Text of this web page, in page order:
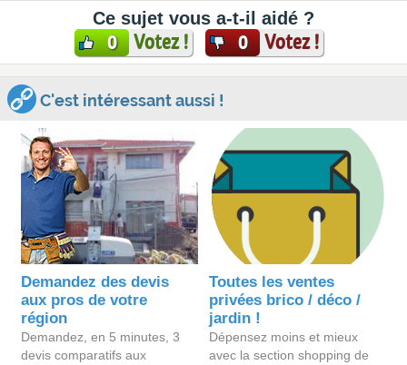
Ce sujet vous a-t-il aidé ?
0 Votez ! 0 Votez !
C'est intéressant aussi !
Demandez des devis
aux pros de votre
région
Demandez, en 5 minutes, 3
devis comparatifs aux
Toutes les ventes
privées brico / déco /
jardin !
Dépensez moins et mieux
avec la section shopping de